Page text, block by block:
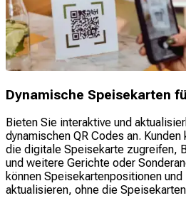
Dynamische Speisekarten
Bieten Sie interaktive und
dynamischen QR Codes an.
die digitale Speisekarte zugreifen,
und weitere Gerichte oder
können Speisekartenpositionen
aktualisieren, ohne die